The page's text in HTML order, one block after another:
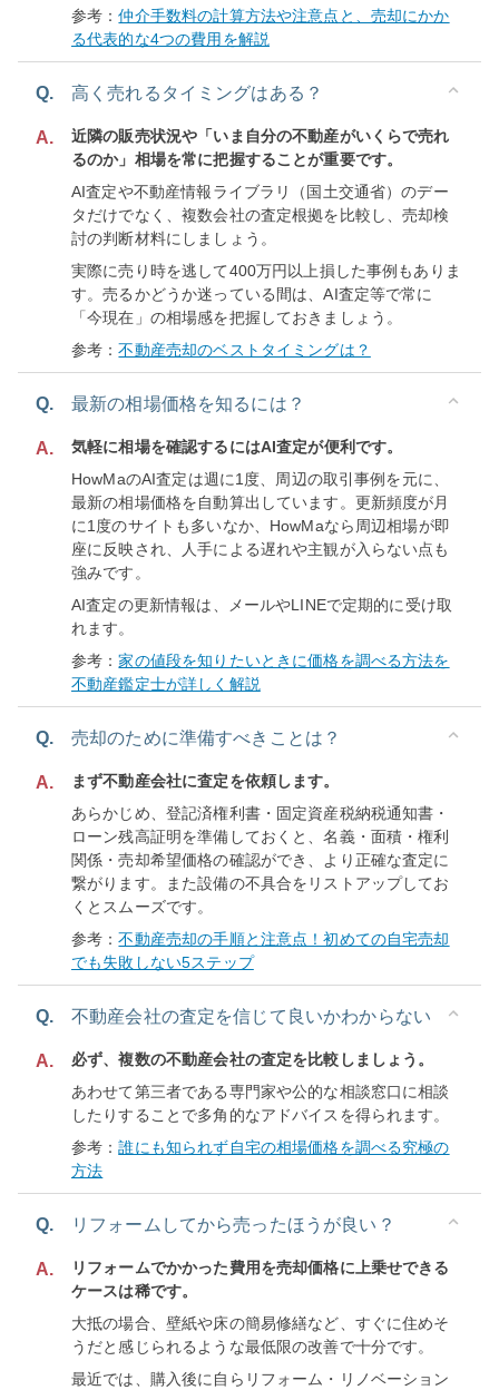
参考：仲介手数料の計算方法や注意点と、売却にかか
る代表的な4つの費用を解説
Q. 高く売れるタイミングはある？
A.
近隣の販売状況や「いま自分の不動産がいくらで売れ
るのか」相場を常に把握することが重要です。
AI査定や不動産情報ライブラリ（国土交通省）のデー
タだけでなく、複数会社の査定根拠を比較し、売却検
討の判断材料にしましょう。
実際に売り時を逃して400万円以上損した事例もありま
す。売るかどうか迷っている間は、AI査定等で常に
「今現在」の相場感を把握しておきましょう。
参考：不動産売却のベストタイミングは？
Q. 最新の相場価格を知るには？
A.
気軽に相場を確認するにはAI査定が便利です。
HowMaのAI査定は週に1度、周辺の取引事例を元に、
最新の相場価格を自動算出しています。更新頻度が月
に1度のサイトも多いなか、HowMaなら周辺相場が即
座に反映され、人手による遅れや主観が入らない点も
強みです。
AI査定の更新情報は、メールやLINEで定期的に受け取
れます。
参考：家の値段を知りたいときに価格を調べる方法を
不動産鑑定士が詳しく解説
Q. 売却のために準備すべきことは？
A.
まず不動産会社に査定を依頼します。
あらかじめ、登記済権利書・固定資産税納税通知書・
ローン残高証明を準備しておくと、名義・面積・権利
関係・売却希望価格の確認ができ、より正確な査定に
繋がります。また設備の不具合をリストアップしてお
くとスムーズです。
参考：不動産売却の手順と注意点！初めての自宅売却
でも失敗しない5ステップ
Q. 不動産会社の査定を信じて良いかわからない
A.
必ず、複数の不動産会社の査定を比較しましょう。
あわせて第三者である専門家や公的な相談窓口に相談
したりすることで多角的なアドバイスを得られます。
参考：誰にも知られず自宅の相場価格を調べる究極の
方法
Q. リフォームしてから売ったほうが良い？
A.
リフォームでかかった費用を売却価格に上乗せできる
ケースは稀です。
大抵の場合、壁紙や床の簡易修繕など、すぐに住めそ
うだと感じられるような最低限の改善で十分です。
最近では、購入後に自らリフォーム・リノベーション